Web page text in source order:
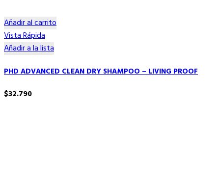
Añadir al carrito
Vista Rápida
Añadir a la lista
PHD ADVANCED CLEAN DRY SHAMPOO – LIVING PROOF
$32.790